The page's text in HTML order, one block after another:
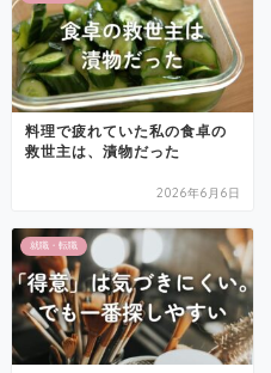
料理で疲れていた私の食卓の
救世主は、漬物だった
2026年6月6日
就職・転職